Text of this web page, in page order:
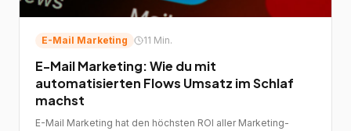
E-Mail Marketing 11 Min.
E-Mail Marketing: Wie du mit
automatisierten Flows Umsatz im Schlaf
machst
E-Mail Marketing hat den höchsten ROI aller Marketing-